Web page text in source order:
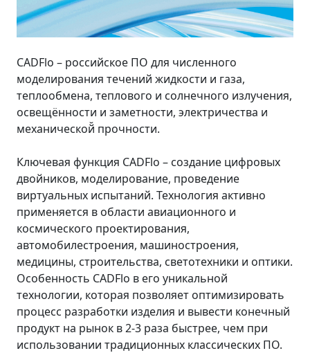
CADFlo – российское ПО для численного
моделирования течений жидкости и газа,
теплообмена, теплового и солнечного излучения,
освещённости и заметности, электричества и
механической̆ прочности.
Ключевая функция CADFlo – создание цифровых
двойников, моделирование, проведение
виртуальных испытаний. Технология активно
применяется в области авиационного и
космического проектирования,
автомобилестроения, машиностроения,
медицины, строительства, светотехники и оптики.
Особенность CADFlo в его уникальной
технологии, которая позволяет оптимизировать
процесс разработки изделия и вывести конечный
продукт на рынок в 2-3 раза быстрее, чем при
использовании традиционных классических ПО.